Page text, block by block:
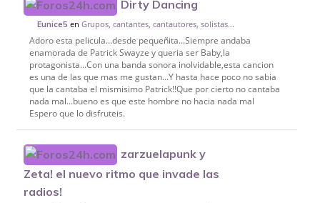
Dirty Dancing
Eunice5 enGrupos, cantantes, cantautores, solistas...
Adoro esta pelicula...desde pequeñita...Siempre andaba
enamorada de Patrick Swayze y queria ser Baby,la
protagonista...Con una banda sonora inolvidable,esta cancion
es una de las que mas me gustan...Y hasta hace poco no sabia
que la cantaba el mismisimo Patrick!!Que por cierto no cantaba
nada mal...bueno es que este hombre no hacia nada mal
Espero que lo disfruteis.
zarzuelapunk y
Zeta! el nuevo ritmo que invade las
radios!